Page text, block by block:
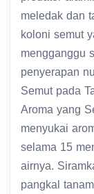
meledak dan
koloni semut
mengganggu
penyerapan
Semut pada
Aroma yang
menyukai
selama 15
airnya.
pangkal